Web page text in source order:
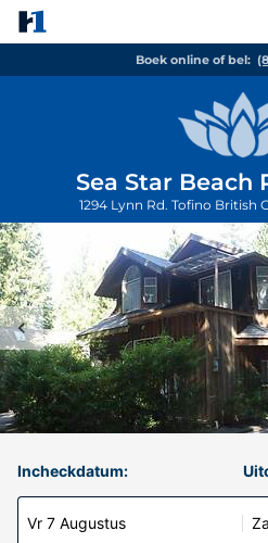
Boek online of bel:
Sea Star Beach
1294 Lynn Rd. Tofino British
Incheckdatum:
Vr 7 Augustus